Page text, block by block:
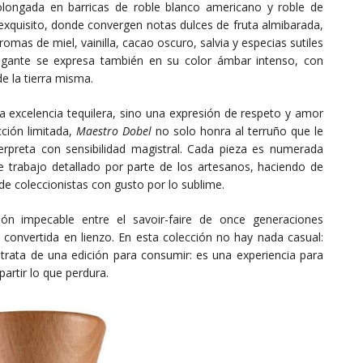
en barricas de roble blanco americano y roble de
donde convergen notas dulces de fruta almibarada,
de miel, vainilla, cacao oscuro, salvia y especias sutiles
se expresa también en su color ámbar intenso, con
la tierra misma.
tequilera, sino una expresión de respeto y amor
limitada, Maestro Dobel no solo honra al terruño que le
con sensibilidad magistral. Cada pieza es numerada
trabajo detallado por parte de los artesanos, haciendo de
coleccionistas con gusto por lo sublime.
impecable entre el savoir-faire de once generaciones
en lienzo. En esta colección no hay nada casual:
de una edición para consumir: es una experiencia para
lo que perdura.